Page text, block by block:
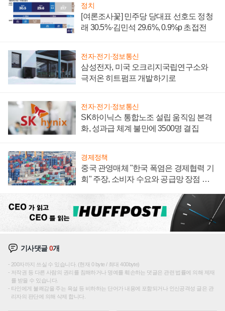
정치
[여론조사꽃] 민주당 당대표 선호도 정청
래 30.5%·김민석 29.6%, 0.9%p 초접전
전자·전기·정보통신
삼성전자, 미국 오크리지국립연구소와
극저온 히트펌프 개발하기로
전자·전기·정보통신
SK하이닉스 통합노조 설립 움직임 본격
화, 성과급 체계 불만에 3500명 결집
경제정책
중국 관영매체 "한국 폭염은 경제협력 기
회" 주장, 소비자 수요와 공급망 장점 강
기사댓글0개
200자까지 쓰실 수 있습니다. (현재 0 byte / 최대 400byte)
저작권 등 다른 사람의 권리를 침해하거나 명예를 훼손하는 댓글은 관련 법률에 의해 제재
를 받을 수 있습니다.
타인에게 불쾌감을 주는 욕설 등 비하하는 단어가 내용에 포함되거나 인신공격성 글은 관
리자의 판단에 의해 삭제 합니다.